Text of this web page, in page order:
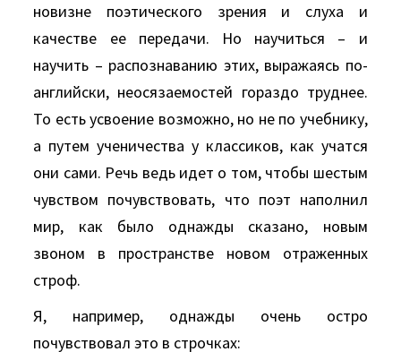
новизне поэтического зрения и слуха и
качестве ее передачи. Но научиться – и
научить – распознаванию этих, выражаясь по-
английски, неосязаемостей гораздо труднее.
То есть усвоение возможно, но не по учебнику,
а путем ученичества у классиков, как учатся
они сами. Речь ведь идет о том, чтобы шестым
чувством почувствовать, что поэт наполнил
мир, как было однажды сказано, новым
звоном в пространстве новом отраженных
строф.
Я, например, однажды очень остро
почувствовал это в строчках: